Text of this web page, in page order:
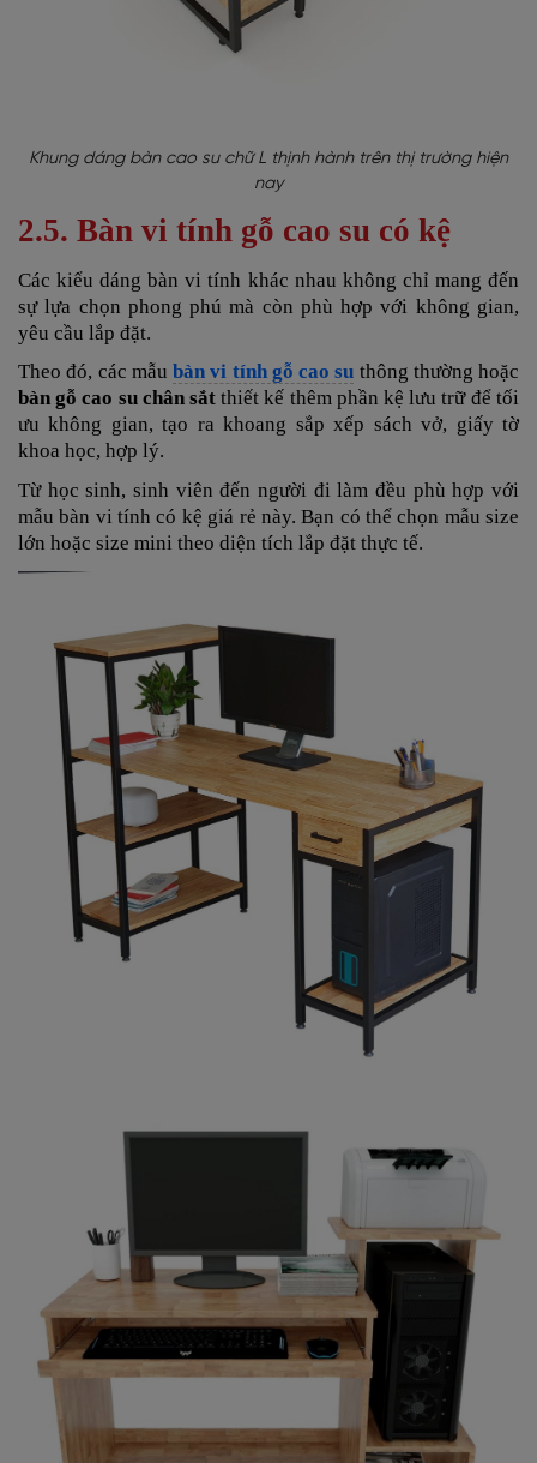
Khung dáng bàn cao su chữ L thịnh hành trên thị trường hiện
nay
2.5. Bàn vi tính gỗ cao su có kệ
Các kiểu dáng bàn vi tính khác nhau không chỉ mang đến
sự lựa chọn phong phú mà còn phù hợp với không gian,
yêu cầu lắp đặt.
Theo đó, các mẫu bàn vi tính gỗ cao su thông thường hoặc
bàn gỗ cao su chân sắt thiết kế thêm phần kệ lưu trữ để tối
ưu không gian, tạo ra khoang sắp xếp sách vở, giấy tờ
khoa học, hợp lý.
Từ học sinh, sinh viên đến người đi làm đều phù hợp với
mẫu bàn vi tính có kệ giá rẻ này. Bạn có thể chọn mẫu size
lớn hoặc size mini theo diện tích lắp đặt thực tế.